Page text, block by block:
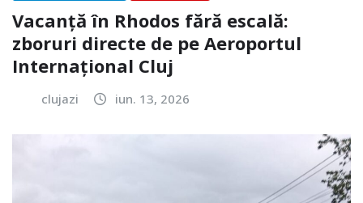
Vacanță în Rhodos fără escală:
zboruri directe de pe Aeroportul
Internațional Cluj
clujazi iun. 13, 2026